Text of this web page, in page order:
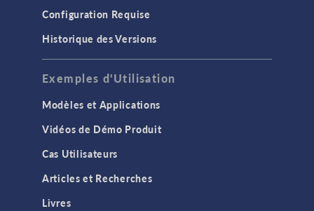
Configuration Requise
Historique des Versions
Exemples d'Utilisation
Modèles et Applications
Vidéos de Démo Produit
Cas Utilisateurs
Articles et Recherches
Livres